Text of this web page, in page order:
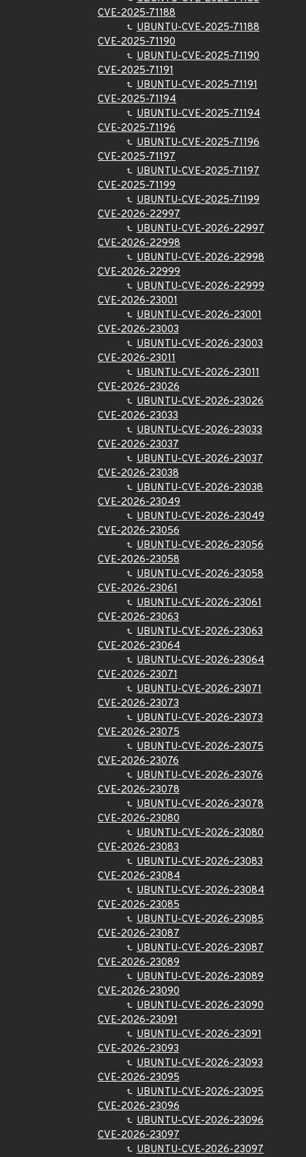
CVE-2025-71188
UBUNTU-CVE-2025-71188
CVE-2025-71190
UBUNTU-CVE-2025-71190
CVE-2025-71191
UBUNTU-CVE-2025-71191
CVE-2025-71194
UBUNTU-CVE-2025-71194
CVE-2025-71196
UBUNTU-CVE-2025-71196
CVE-2025-71197
UBUNTU-CVE-2025-71197
CVE-2025-71199
UBUNTU-CVE-2025-71199
CVE-2026-22997
UBUNTU-CVE-2026-22997
CVE-2026-22998
UBUNTU-CVE-2026-22998
CVE-2026-22999
UBUNTU-CVE-2026-22999
CVE-2026-23001
UBUNTU-CVE-2026-23001
CVE-2026-23003
UBUNTU-CVE-2026-23003
CVE-2026-23011
UBUNTU-CVE-2026-23011
CVE-2026-23026
UBUNTU-CVE-2026-23026
CVE-2026-23033
UBUNTU-CVE-2026-23033
CVE-2026-23037
UBUNTU-CVE-2026-23037
CVE-2026-23038
UBUNTU-CVE-2026-23038
CVE-2026-23049
UBUNTU-CVE-2026-23049
CVE-2026-23056
UBUNTU-CVE-2026-23056
CVE-2026-23058
UBUNTU-CVE-2026-23058
CVE-2026-23061
UBUNTU-CVE-2026-23061
CVE-2026-23063
UBUNTU-CVE-2026-23063
CVE-2026-23064
UBUNTU-CVE-2026-23064
CVE-2026-23071
UBUNTU-CVE-2026-23071
CVE-2026-23073
UBUNTU-CVE-2026-23073
CVE-2026-23075
UBUNTU-CVE-2026-23075
CVE-2026-23076
UBUNTU-CVE-2026-23076
CVE-2026-23078
UBUNTU-CVE-2026-23078
CVE-2026-23080
UBUNTU-CVE-2026-23080
CVE-2026-23083
UBUNTU-CVE-2026-23083
CVE-2026-23084
UBUNTU-CVE-2026-23084
CVE-2026-23085
UBUNTU-CVE-2026-23085
CVE-2026-23087
UBUNTU-CVE-2026-23087
CVE-2026-23089
UBUNTU-CVE-2026-23089
CVE-2026-23090
UBUNTU-CVE-2026-23090
CVE-2026-23091
UBUNTU-CVE-2026-23091
CVE-2026-23093
UBUNTU-CVE-2026-23093
CVE-2026-23095
UBUNTU-CVE-2026-23095
CVE-2026-23096
UBUNTU-CVE-2026-23096
CVE-2026-23097
UBUNTU-CVE-2026-23097